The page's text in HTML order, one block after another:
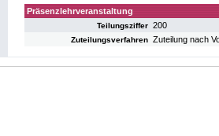
Präsenzlehrveranstaltung
Teilungsziffer 200
Zuteilungsverfahren Zuteilung nach